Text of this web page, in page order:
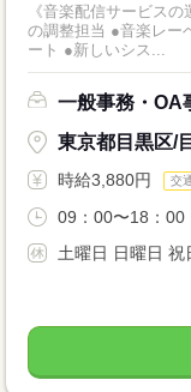
《音楽配信サービス
の調整担当 ●音楽レー
ート ●新しいシス...
一般事務・OA
東京都目黒区/
時給3,880円 交
09：00〜18：00
土曜日 日曜日 祝